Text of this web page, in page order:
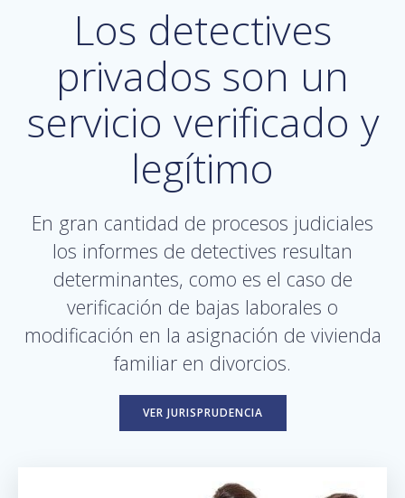
Los detectives
privados son un
servicio verificado y
legítimo
En gran cantidad de procesos judiciales
los informes de detectives resultan
determinantes, como es el caso de
verificación de bajas laborales o
modificación en la asignación de vivienda
familiar en divorcios.
VER JURISPRUDENCIA